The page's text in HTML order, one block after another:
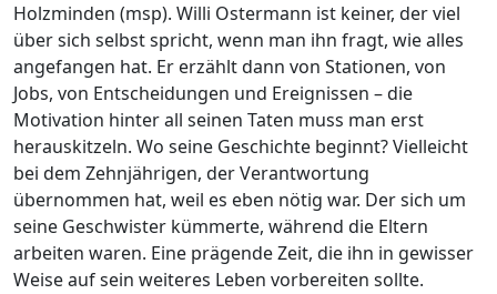
Holzminden (msp). Willi Ostermann ist keiner, der viel
über sich selbst spricht, wenn man ihn fragt, wie alles
angefangen hat. Er erzählt dann von Stationen, von
Jobs, von Entscheidungen und Ereignissen – die
Motivation hinter all seinen Taten muss man erst
herauskitzeln. Wo seine Geschichte beginnt? Vielleicht
bei dem Zehnjährigen, der Verantwortung
übernommen hat, weil es eben nötig war. Der sich um
seine Geschwister kümmerte, während die Eltern
arbeiten waren. Eine prägende Zeit, die ihn in gewisser
Weise auf sein weiteres Leben vorbereiten sollte.